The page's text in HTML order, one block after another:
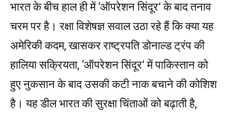
भारत के बीच हाल ही में ‘ऑपरेशन सिंदूर’ के बाद तनाव
चरम पर है। रक्षा विशेषज्ञ सवाल उठा रहे हैं कि क्या यह
अमेरिकी कदम, खासकर राष्ट्रपति डोनाल्ड ट्रंप की
हालिया सक्रियता, ‘ऑपरेशन सिंदूर’ में पाकिस्तान को
हुए नुकसान के बाद उसकी कटी नाक बचाने की कोशिश
है। यह डील भारत की सुरक्षा चिंताओं को बढ़ाती है,